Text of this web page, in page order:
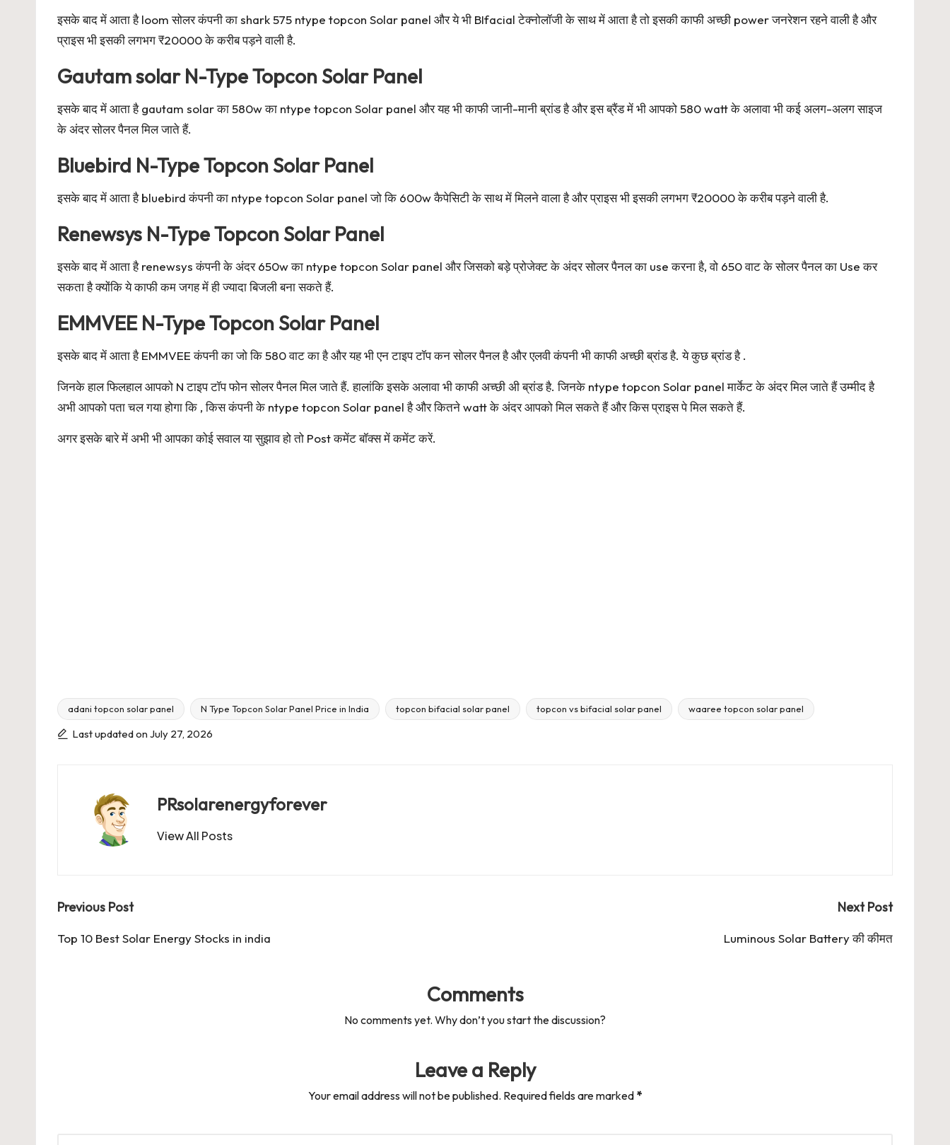
इसके बाद में आता है loom सोलर कंपनी का shark 575 ntype topcon Solar panel और ये भी BIfacial टेक्नोलॉजी के साथ में आता है तो इसकी काफी अच्छी power जनरेशन रहने वाली है और
प्राइस भी इसकी लगभग ₹20000 के करीब पड़ने वाली है.
Gautam solar N-Type Topcon Solar Panel
इसके बाद में आता है gautam solar का 580w का ntype topcon Solar panel और यह भी काफी जानी-मानी ब्रांड है और इस ब्रैंड में भी आपको 580 watt के अलावा भी कई अलग-अलग साइज
के अंदर सोलर पैनल मिल जाते हैं.
Bluebird N-Type Topcon Solar Panel
इसके बाद में आता है bluebird कंपनी का ntype topcon Solar panel जो कि 600w कैपेसिटी के साथ में मिलने वाला है और प्राइस भी इसकी लगभग ₹20000 के करीब पड़ने वाली है.
Renewsys N-Type Topcon Solar Panel
इसके बाद में आता है renewsys कंपनी के अंदर 650w का ntype topcon Solar panel और जिसको बड़े प्रोजेक्ट के अंदर सोलर पैनल का use करना है, वो 650 वाट के सोलर पैनल का Use कर
सकता है क्योंकि ये काफी कम जगह में ही ज्यादा बिजली बना सकते हैं.
EMMVEE N-Type Topcon Solar Panel
इसके बाद में आता है EMMVEE कंपनी का जो कि 580 वाट का है और यह भी एन टाइप टॉप कन सोलर पैनल है और एलवी कंपनी भी काफी अच्छी ब्रांड है. ये कुछ ब्रांड है .
जिनके हाल फिलहाल आपको N टाइप टॉप फोन सोलर पैनल मिल जाते हैं. हालांकि इसके अलावा भी काफी अच्छी अी ब्रांड है. जिनके ntype topcon Solar panel मार्केट के अंदर मिल जाते हैं उम्मीद है
अभी आपको पता चल गया होगा कि , किस कंपनी के ntype topcon Solar panel है और कितने watt के अंदर आपको मिल सकते हैं और किस प्राइस पे मिल सकते हैं.
अगर इसके बारे में अभी भी आपका कोई सवाल या सुझाव हो तो Post कमेंट बॉक्स में कमेंट करें.
Tags:
adani topcon solar panel N Type Topcon Solar Panel Price in India topcon bifacial solar panel topcon vs bifacial solar panel waaree topcon solar panel
Last updated on July 27, 2026
PRsolarenergyforever
View All Posts
Post
navigation
Previous Post
Top 10 Best Solar Energy Stocks in india
Next Post
Luminous Solar Battery की कीमत
Comments
No comments yet. Why don’t you start the discussion?
Leave a Reply
Your email address will not be published. Required fields are marked *